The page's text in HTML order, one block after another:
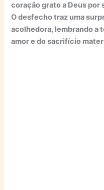
coração grato a Deus por
O desfecho traz uma
acolhedora, lembrando a
amor e do sacrifício